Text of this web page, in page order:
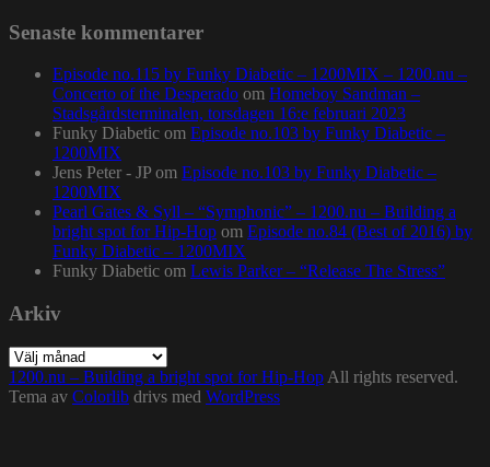
Senaste kommentarer
Episode no.115 by Funky Diabetic – 1200MIX – 1200.nu –
Concerto of the Desperado om Homeboy Sandman –
Stadsgårdsterminalen, torsdagen 16:e februari 2023
Funky Diabetic om Episode no.103 by Funky Diabetic –
1200MIX
Jens Peter - JP om Episode no.103 by Funky Diabetic –
1200MIX
Pearl Gates & Syll – “Symphonic” – 1200.nu – Building a
bright spot for Hip-Hop om Episode no.84 (Best of 2016) by
Funky Diabetic – 1200MIX
Funky Diabetic om Lewis Parker – “Release The Stress”
Arkiv
Arkiv
1200.nu – Building a bright spot for Hip-Hop All rights reserved.
Tema av Colorlib drivs med WordPress